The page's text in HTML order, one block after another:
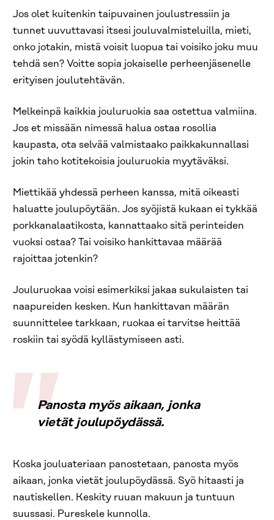
Jos olet kuitenkin taipuvainen joulustressiin ja
tunnet uuvuttavasi itsesi jouluvalmisteluilla, mieti,
onko jotakin, mistä voisit luopua tai voisiko joku muu
tehdä sen? Voitte sopia jokaiselle perheenjäsenelle
erityisen joulutehtävän.
Melkeinpä kaikkia jouluruokia saa ostettua valmiina.
Jos et missään nimessä halua ostaa rosollia
kaupasta, ota selvää valmistaako paikkakunnallasi
jokin taho kotitekoisia jouluruokia myytäväksi.
Miettikää yhdessä perheen kanssa, mitä oikeasti
haluatte joulupöytään. Jos syöjistä kukaan ei tykkää
porkkanalaatikosta, kannattaako sitä perinteiden
vuoksi ostaa? Tai voisiko hankittavaa määrää
rajoittaa jotenkin?
Jouluruokaa voisi esimerkiksi jakaa sukulaisten tai
naapureiden kesken. Kun hankittavan määrän
suunnittelee tarkkaan, ruokaa ei tarvitse heittää
roskiin tai syödä kyllästymiseen asti.
Panosta myös aikaan, jonka
vietät joulupöydässä.
Koska jouluateriaan panostetaan, panosta myös
aikaan, jonka vietät joulupöydässä. Syö hitaasti ja
nautiskellen. Keskity ruuan makuun ja tuntuun
suussasi. Pureskele kunnolla.